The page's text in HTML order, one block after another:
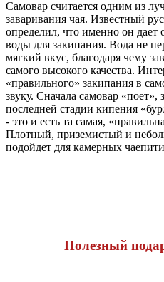
Самовар считается одним из
заваривания чая. Известный
определил, что именно он дает
воды для закипания. Вода не
мягкий вкус, благодаря чему
самого высокого качества.
«правильного» закипания в
звуку. Сначала самовар
последней стадии кипения
- это и есть та самая,
Плотный, приземистый и
подойдет для камерных
Полезный